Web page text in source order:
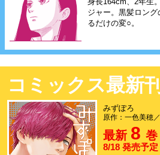
ジャー。黒髪ロン
るだけの変○。
コミックス最新刊
みずぽろ
原作：一色美穂
最新 8 巻
8/18 発売予定